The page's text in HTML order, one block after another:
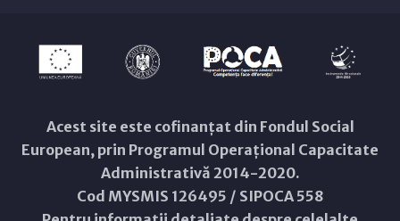
Acest site este cofinanțat din Fondul Social
European, prin Programul Operațional Capacitate
Administrativă 2014-2020.
Cod MYSMIS 126495 / SIPOCA 558